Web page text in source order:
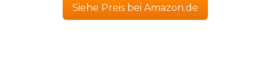
Siehe Preis bei Amazon.de